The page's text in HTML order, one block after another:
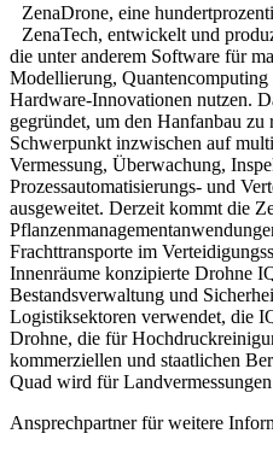
ZenaDrone, eine
ZenaTech, entwickelt und
die unter anderem Software für
Modellierung,
Hardware-Innovationen nutzen.
gegründet, um den Hanfanbau
Schwerpunkt inzwischen auf
Vermessung, Überwachung,
Prozessautomatisierungs- und
ausgeweitet. Derzeit kommt die
Frachttransporte im
Innenräume konzipierte Drohne
Bestandsverwaltung und
Logistiksektoren verwendet, die
Drohne, die für
kommerziellen und staatlichen
Quad wird für Landvermessungen
Ansprechpartner für weitere